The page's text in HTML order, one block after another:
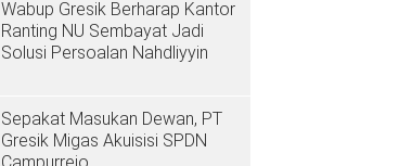
Wabup Gresik Berharap Kantor
Ranting NU Sembayat Jadi
Solusi Persoalan Nahdliyyin
Sepakat Masukan Dewan, PT
Gresik Migas Akuisisi SPDN
Campurrejo